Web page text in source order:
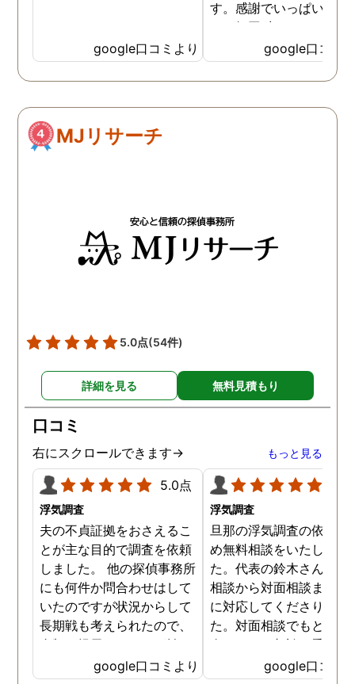
google口コミより
す。感謝でいっぱいです
あッ毎回 出して頂いた
茶が美味しくてさらに「
ッ」と一息つけていまし
笑
google口コミ
MJリサーチ
5.0点(54件)
詳細を見る 無料見積もり
口コミ
右にスクロールできます→ もっと見る
5.0点
浮気調査
夫の不貞証拠をおさえるこ
とが主な目的で調査を依頼
しました。 他の探偵事務所
にも何件か問合わせはして
いたのですが状況からして
長期戦も考えられたので、
金額を提示されそれが払え
ないとそもそも相談もでき
google口コミより
浮気調査
旦那の浮気調査の依頼の
め無料相談をいたしまし
た。代表の鈴木さんが電
相談から対面相談まです
に対応してくださりまし
た。対面相談でもとても
身になって相談に乗って
ださりすぐに契約といっ
google口コミ